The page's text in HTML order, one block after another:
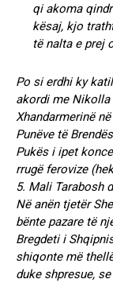
qi akoma
kësaj, kjo
të nalta e prej
Po si erdhi ky
akordi me
Xhandarmerinë
Punëve të
Pukës i ipet
rrugë ferovize
5. Mali Tarabosh
Në anën tjetër
bënte pazare të
Bregdeti i
shiqonte më
duke shpresue,